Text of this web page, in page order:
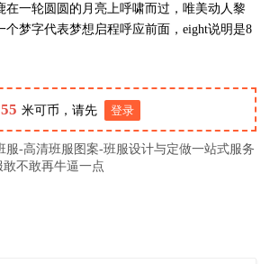
在一轮圆圆的月亮上呼啸而过，唯美动人黎
个梦字代表梦想启程呼应前面，eight说明是8
55 米可币，请先 登录
服-高清班服图案-班服设计与定做一站式服务
不敢再牛逼一点